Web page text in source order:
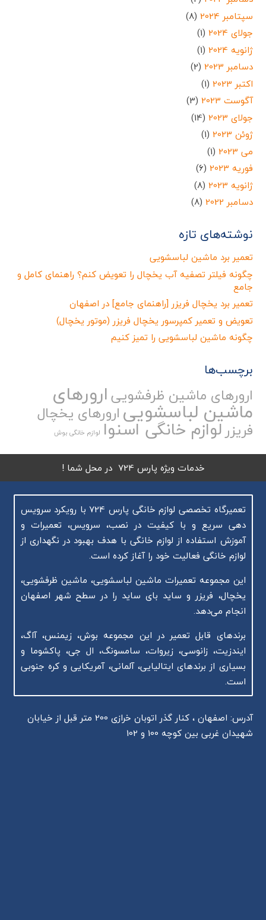
سپتامبر 2024
(8)
جولای 2024
(1)
ژانویه 2024
(1)
دسامبر 2023
(2)
اکتبر 2023
(1)
آگوست 2023
(3)
جولای 2023
(14)
ژوئن 2023
(1)
می 2023
(1)
فوریه 2023
(6)
ژانویه 2023
(8)
دسامبر 2022
(8)
نوشته‌های تازه
تعمیر برد ماشین لباسشویی
چگونه فیلتر تصفیه آب یخچال را تعویض کنم؟ راهنمای کامل و
جامع
تعمیر برد یخچال فریزر [راهنمای جامع] در اصفهان
تعویض و تعمیر کمپرسور یخچال فریزر (موتور یخچال)
چگونه ماشین لباسشویی را تمیز کنیم
برچسب‌ها
ارورهای ماشین ظرفشوییارورهای
ماشین لباسشوییارورهای یخچال
فریزر لوازم خانگی اسنوا لوازم خانگی بوش
خدمات ویژه پارس 724 در محل شما !
تعمیرگاه تخصصی لوازم خانگی پارس 724 با رویکرد سرویس
دهی سریع و با کیفیت در نصب، سرویس، تعمیرات و
آموزش استفاده از لوازم خانگی با هدف بهبود در نگهداری از
لوازم خانگی فعالیت خود را آغاز کرده است.
این مجموعه تعمیرات ماشین لباسشویی، ماشین ظرفشویی،
یخچال، فریزر و ساید بای ساید را در سطح شهر اصفهان
انجام می‌دهد.
برندهای قابل تعمیر در این مجموعه بوش، زیمنس، آاگ،
ایندزیت، زانوسی، زیروات، سامسونگ، ال جی، پاکشوما و
بسیاری از برندهای ایتالیایی، آلمانی، آمریکایی و کره جنوبی
است.
آدرس: اصفهان ، کنار گذر اتوبان خرازی 200 متر قبل از خیابان
شهیدان غربی بین کوچه 100 و 102